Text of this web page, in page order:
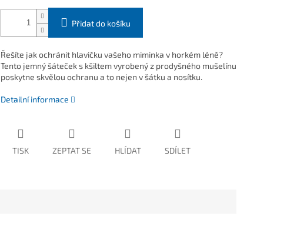
Přidat do košíku
Řešíte jak ochránit hlavičku vašeho miminka v horkém léně?
Tento jemný šáteček s kšiltem vyrobený z prodyšného mušelínu
poskytne skvělou ochranu a to nejen v šátku a nosítku.
Detailní informace
TISK ZEPTAT SE HLÍDAT SDÍLET